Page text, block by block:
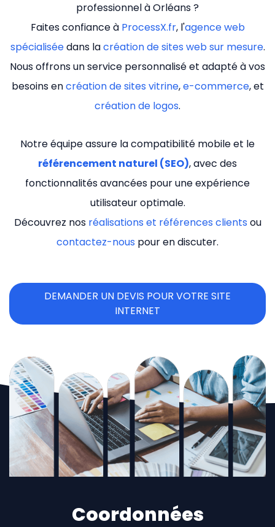
professionnel à Orléans ?
Faites confiance à ProcessX.fr, l'agence web
spécialiséedans lacréation de sites web sur mesure.
Nous offrons un service personnalisé et adapté à vos
besoins encréation de sites vitrine,e-commerce, et
création de logos.
Notre équipe assure la compatibilité mobile et le
référencement naturel (SEO), avec des
fonctionnalités avancées pour une expérience
utilisateur optimale.
Découvrez nos réalisations et références clients ou
contactez-nous pour en discuter.
DEMANDER UN DEVIS POUR VOTRE SITE
INTERNET
Coordonnées